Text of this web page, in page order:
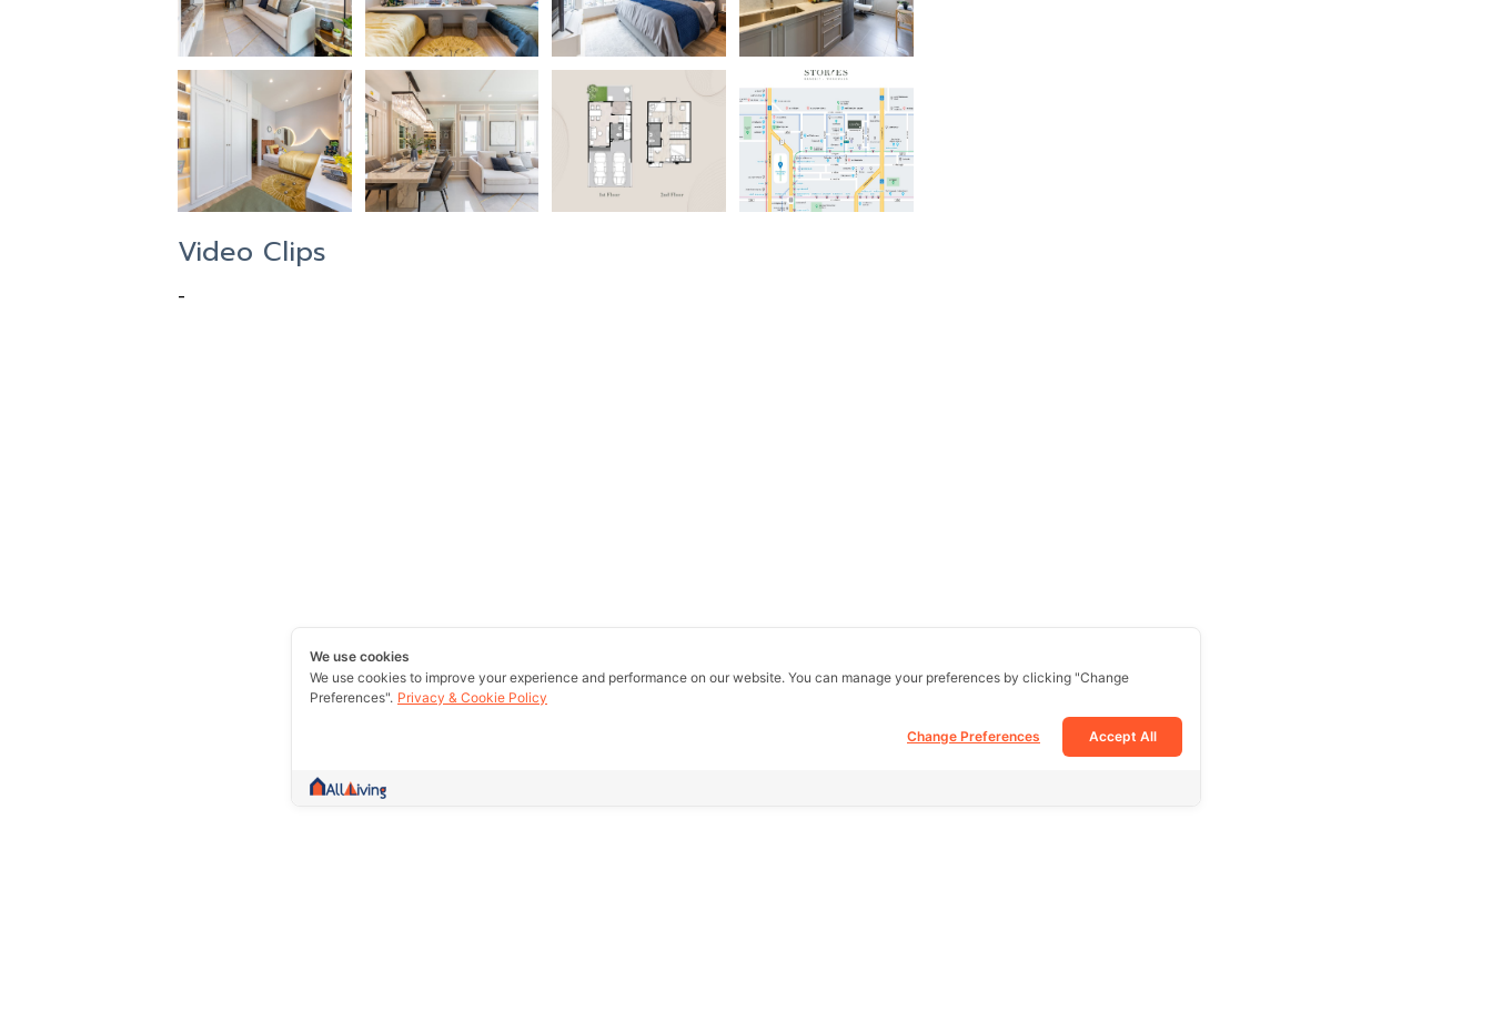
Video Clips
-
We use cookies
We use cookies to improve your experience and performance on our website. You can manage your preferences by clicking "Change
Preferences". Privacy & Cookie Policy
Accept All
Change Preferences